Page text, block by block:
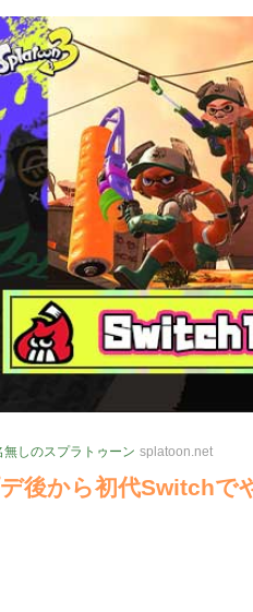
無しのスプラトゥーン splatoon.net
後から初代Switchで